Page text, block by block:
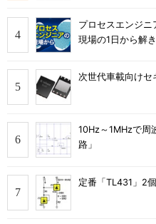
プロセスエンジニ
現場の1日から解
次世代車載向けセ
10Hz～1MHzで周
路」
定番「TL431」2